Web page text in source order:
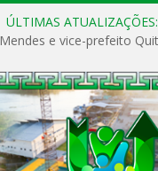
ÚLTIMAS ATUALIZAÇÕES: